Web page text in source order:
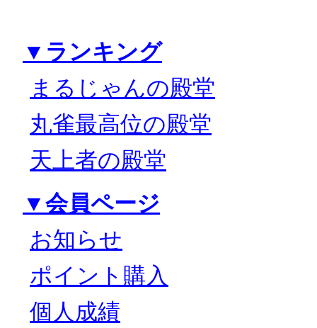
▼ランキング
まるじゃんの殿堂
丸雀最高位の殿堂
天上者の殿堂
▼会員ページ
お知らせ
ポイント購入
個人成績